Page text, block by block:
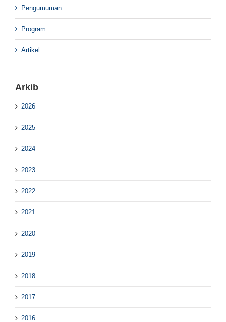
Pengumuman
Program
Artikel
Arkib
2026
2025
2024
2023
2022
2021
2020
2019
2018
2017
2016